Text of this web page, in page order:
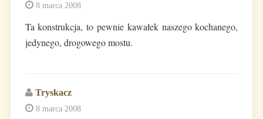
8 marca 2008
Ta konstrukcja, to pewnie kawałek naszego kochanego,
jedynego, drogowego mostu.
Tryskacz
8 marca 2008